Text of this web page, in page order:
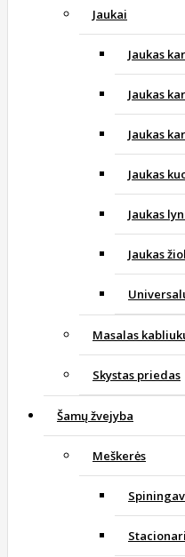
Jaukai
Jaukas
Jaukas
Jaukas
Jaukas
Jaukas
Jaukas
Masalas
Skystas priedas
Šamų žvejyba
Meškerės